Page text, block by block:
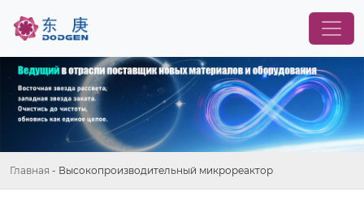
Главная - Высокопроизводительный микрореактор